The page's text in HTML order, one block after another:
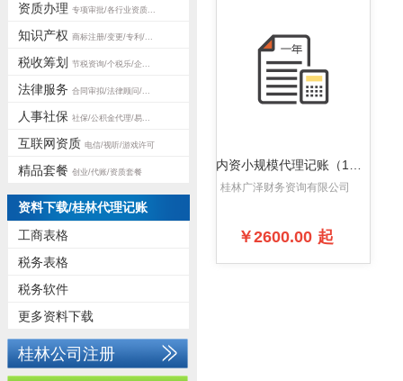
资质办理 专项审批/各行业资质...
知识产权 商标注册/变更/专利/...
税收筹划 节税资询/个税乐/企...
法律服务 合同审拟/法律顾问/...
人事社保 社保/公积金代理/易...
互联网资质 电信/视听/游戏许可
精品套餐 创业/代账/资质套餐
资料下载/桂林代理记账
工商表格
税务表格
税务软件
更多资料下载
桂林公司注册
桂林广泽财务资询有限公司
￥2600.00 起